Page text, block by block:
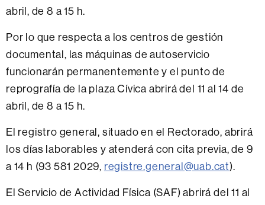
abril, de 8 a 15 h.
Por lo que respecta a los centros de gestión
documental, las máquinas de autoservicio
funcionarán permanentemente y el punto de
reprografía de la plaza Cívica abrirá del 11 al 14 de
abril, de 8 a 15 h.
El registro general, situado en el Rectorado, abrirá
los días laborables y atenderá con cita previa, de 9
a 14 h (93 581 2029, registre.general@uab.cat).
El Servicio de Actividad Física (SAF) abrirá del 11 al